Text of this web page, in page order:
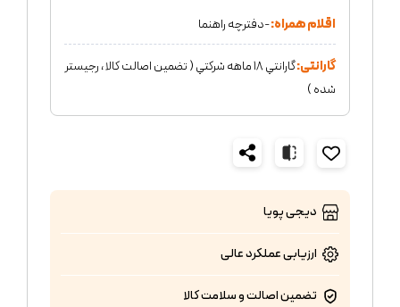
اقلام همراه:-دفترچه راهنما
گارانتی:
گارانتي ١٨ ماهه شركتي ( تضمين اصالت كالا ، رجيستر
شده )
دیجی پویا
ارزیابی عملکردعالی
تضمین اصالت و سلامت کالا